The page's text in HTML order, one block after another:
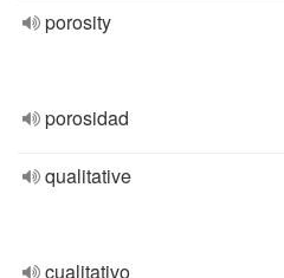
porosity
porosidad
qualitative
cualitativo